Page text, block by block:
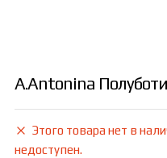
A.Antonina
Этого товара нет в
недоступен.